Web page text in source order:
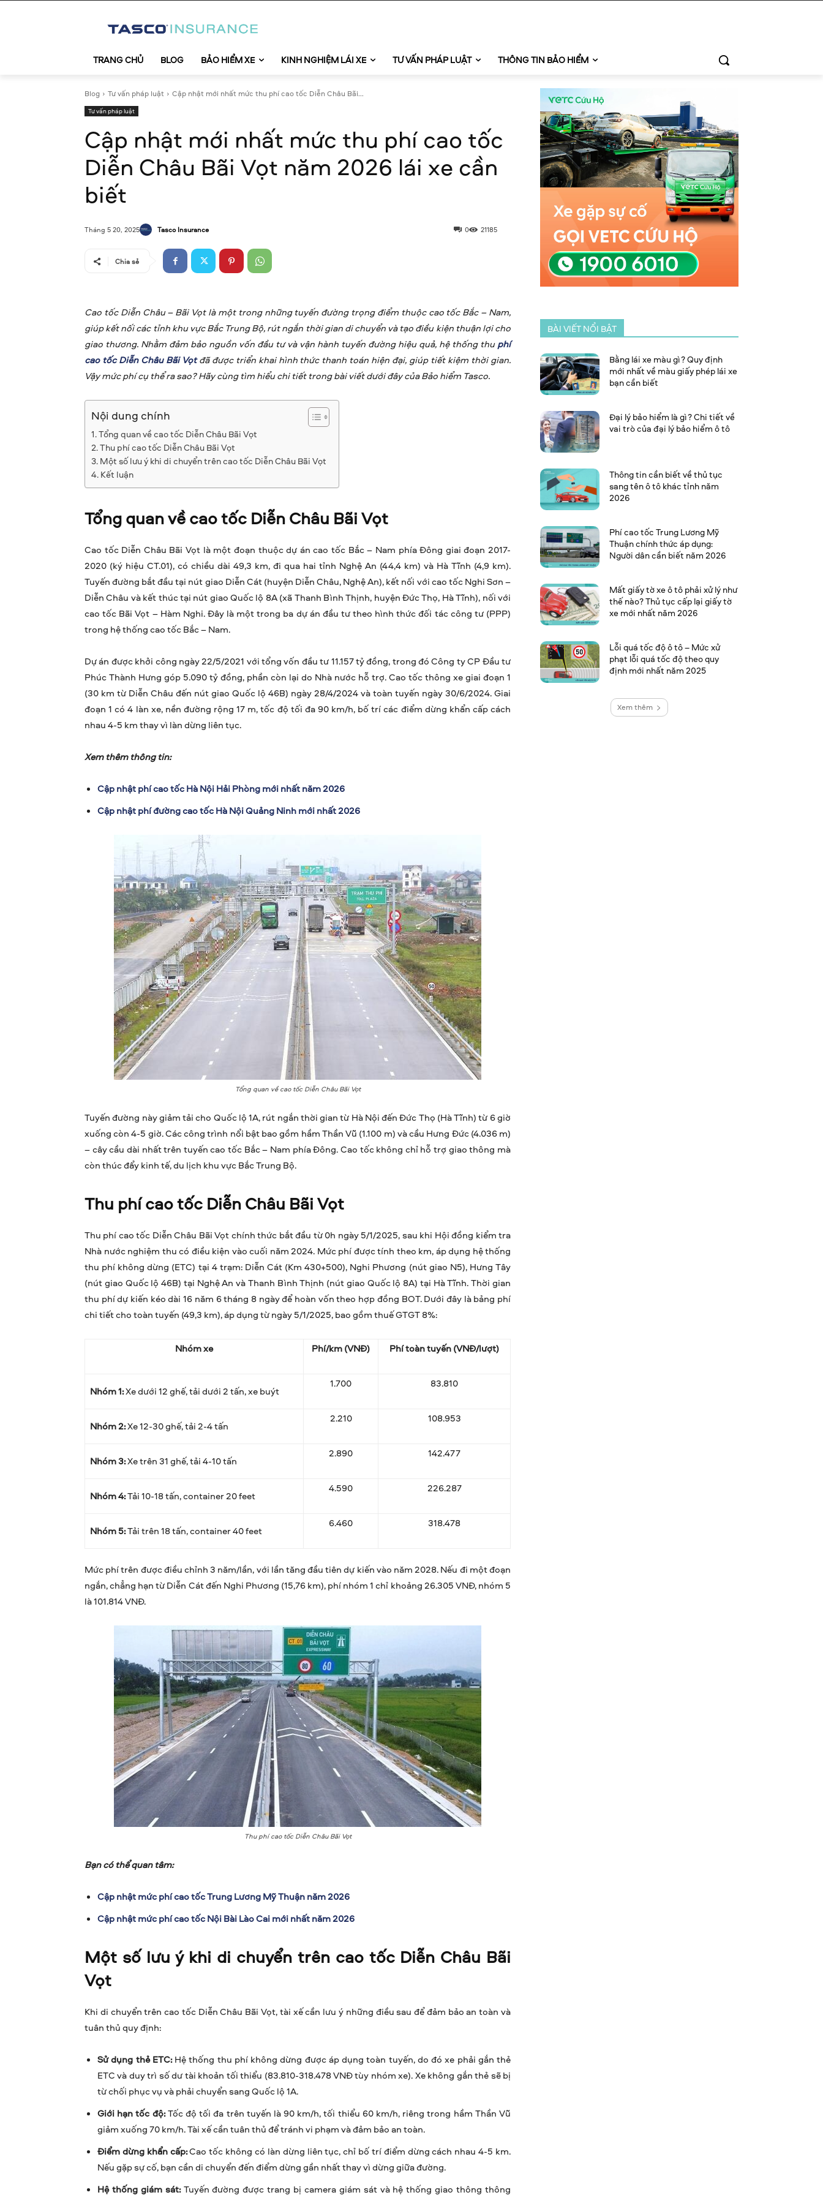
TRANG CHỦ BLOG BẢO HIỂM XE KINH NGHIỆM LÁI XE TƯ VẤN PHÁP LUẬT THÔNG TIN BẢO HIỂM
Blog Tư vấn pháp luật Cập nhật mới nhất mức thu phí cao tốc Diễn Châu Bãi...
Tư vấn pháp luật
Cập nhật mới nhất mức thu phí cao tốc
Diễn Châu Bãi Vọt năm 2026 lái xe cần
biết
0 21185
Tháng 5 20, 2025 Tasco Insurance
Chia sẻ
Cao tốc Diễn Châu – Bãi Vọt là một trong những tuyến đường trọng điểm thuộc cao tốc Bắc – Nam,
giúp kết nối các tỉnh khu vực Bắc Trung Bộ, rút ngắn thời gian di chuyển và tạo điều kiện thuận lợi cho
giao thương. Nhằm đảm bảo nguồn vốn đầu tư và vận hành tuyến đường hiệu quả, hệ thống thuphí
cao tốc Diễn Châu Bãi Vọtđã được triển khai hình thức thanh toán hiện đại, giúp tiết kiệm thời gian.
Vậy mức phí cụ thể ra sao? Hãy cùng tìm hiểu chi tiết trong bài viết dưới đây của Bảo hiểm Tasco.
Nội dung chính
Tổng quan về cao tốc Diễn Châu Bãi Vọt
Thu phí cao tốc Diễn Châu Bãi Vọt
Một số lưu ý khi di chuyển trên cao tốc Diễn Châu Bãi Vọt
Kết luận
Tổng quan về cao tốc Diễn Châu Bãi Vọt
Cao tốc Diễn Châu Bãi Vọt là một đoạn thuộc dự án cao tốc Bắc – Nam phía Đông giai đoạn 2017-
2020 (ký hiệu CT.01), có chiều dài 49,3 km, đi qua hai tỉnh Nghệ An (44,4 km) và Hà Tĩnh (4,9 km).
Tuyến đường bắt đầu tại nút giao Diễn Cát (huyện Diễn Châu, Nghệ An), kết nối với cao tốc Nghi Sơn –
Diễn Châu và kết thúc tại nút giao Quốc lộ 8A (xã Thanh Bình Thịnh, huyện Đức Thọ, Hà Tĩnh), nối với
cao tốc Bãi Vọt – Hàm Nghi. Đây là một trong ba dự án đầu tư theo hình thức đối tác công tư (PPP)
trong hệ thống cao tốc Bắc – Nam.
Dự án được khởi công ngày 22/5/2021 với tổng vốn đầu tư 11.157 tỷ đồng, trong đó Công ty CP Đầu tư
Phúc Thành Hưng góp 5.090 tỷ đồng, phần còn lại do Nhà nước hỗ trợ. Cao tốc thông xe giai đoạn 1
(30 km từ Diễn Châu đến nút giao Quốc lộ 46B) ngày 28/4/2024 và toàn tuyến ngày 30/6/2024. Giai
đoạn 1 có 4 làn xe, nền đường rộng 17 m, tốc độ tối đa 90 km/h, bố trí các điểm dừng khẩn cấp cách
nhau 4-5 km thay vì làn dừng liên tục.
Xem thêm thông tin:
Cập nhật phí cao tốc Hà Nội Hải Phòng mới nhất năm 2026
Cập nhật phí đường cao tốc Hà Nội Quảng Ninh mới nhất 2026
Tổng quan về cao tốc Diễn Châu Bãi Vọt
Tuyến đường này giảm tải cho Quốc lộ 1A, rút ngắn thời gian từ Hà Nội đến Đức Thọ (Hà Tĩnh) từ 6 giờ
xuống còn 4-5 giờ. Các công trình nổi bật bao gồm hầm Thần Vũ (1.100 m) và cầu Hưng Đức (4.036 m)
– cây cầu dài nhất trên tuyến cao tốc Bắc – Nam phía Đông. Cao tốc không chỉ hỗ trợ giao thông mà
còn thúc đẩy kinh tế, du lịch khu vực Bắc Trung Bộ.
Thu phí cao tốc Diễn Châu Bãi Vọt
Thu phí cao tốc Diễn Châu Bãi Vọt chính thức bắt đầu từ 0h ngày 5/1/2025, sau khi Hội đồng kiểm tra
Nhà nước nghiệm thu có điều kiện vào cuối năm 2024. Mức phí được tính theo km, áp dụng hệ thống
thu phí không dừng (ETC) tại 4 trạm: Diễn Cát (Km 430+500), Nghi Phương (nút giao N5), Hưng Tây
(nút giao Quốc lộ 46B) tại Nghệ An và Thanh Bình Thịnh (nút giao Quốc lộ 8A) tại Hà Tĩnh. Thời gian
thu phí dự kiến kéo dài 16 năm 6 tháng 8 ngày để hoàn vốn theo hợp đồng BOT. Dưới đây là bảng phí
chi tiết cho toàn tuyến (49,3 km), áp dụng từ ngày 5/1/2025, bao gồm thuế GTGT 8%:
Nhóm xe Phí/km (VNĐ) Phí toàn tuyến (VNĐ/lượt)
Nhóm 1:Xe dưới 12 ghế, tải dưới 2 tấn, xe buýt
1.700 83.810
Nhóm 2:Xe 12-30 ghế, tải 2-4 tấn
2.210 108.953
Nhóm 3:Xe trên 31 ghế, tải 4-10 tấn
2.890 142.477
Nhóm 4:Tải 10-18 tấn, container 20 feet
4.590 226.287
Nhóm 5:Tải trên 18 tấn, container 40 feet
6.460 318.478
Mức phí trên được điều chỉnh 3 năm/lần, với lần tăng đầu tiên dự kiến vào năm 2028. Nếu đi một đoạn
ngắn, chẳng hạn từ Diễn Cát đến Nghi Phương (15,76 km), phí nhóm 1 chỉ khoảng 26.305 VNĐ, nhóm 5
là 101.814 VNĐ.
Thu phí cao tốc Diễn Châu Bãi Vọt
Bạn có thể quan tâm:
Cập nhật mức phí cao tốc Trung Lương Mỹ Thuận năm 2026
Cập nhật mức phí cao tốc Nội Bài Lào Cai mới nhất năm 2026
Một số lưu ý khi di chuyển trên cao tốc Diễn Châu Bãi
Vọt
Khi di chuyển trên cao tốc Diễn Châu Bãi Vọt, tài xế cần lưu ý những điều sau để đảm bảo an toàn và
tuân thủ quy định:
Sử dụng thẻ ETC:Hệ thống thu phí không dừng được áp dụng toàn tuyến, do đó xe phải gắn thẻ
ETC và duy trì số dư tài khoản tối thiểu (83.810-318.478 VNĐ tùy nhóm xe). Xe không gắn thẻ sẽ bị
từ chối phục vụ và phải chuyển sang Quốc lộ 1A.
Giới hạn tốc độ:Tốc độ tối đa trên tuyến là 90 km/h, tối thiểu 60 km/h, riêng trong hầm Thần Vũ
giảm xuống 70 km/h. Tài xế cần tuân thủ để tránh vi phạm và đảm bảo an toàn.
Điểm dừng khẩn cấp:Cao tốc không có làn dừng liên tục, chỉ bố trí điểm dừng cách nhau 4-5 km.
Nếu gặp sự cố, bạn cần di chuyển đến điểm dừng gần nhất thay vì dừng giữa đường.
Hệ thống giám sát:Tuyến đường được trang bị camera giám sát và hệ thống giao thông thông
BÀI VIẾT NỔI BẬT
Bằng lái xe màu gì? Quy định
mới nhất về màu giấy phép lái xe
bạn cần biết
Đại lý bảo hiểm là gì? Chi tiết về
vai trò của đại lý bảo hiểm ô tô
Thông tin cần biết về thủ tục
sang tên ô tô khác tỉnh năm
2026
Phí cao tốc Trung Lương Mỹ
Thuận chính thức áp dụng:
Người dân cần biết năm 2026
Mất giấy tờ xe ô tô phải xử lý như
thế nào? Thủ tục cấp lại giấy tờ
xe mới nhất năm 2026
Lỗi quá tốc độ ô tô – Mức xử
phạt lỗi quá tốc độ theo quy
định mới nhất năm 2025
Xem thêm